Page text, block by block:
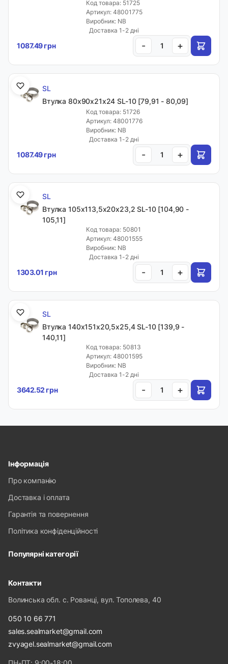
Код товара: 51725
Артикул: 48001775
Виробник: NB
Доставка 1-2 дні
1087.49 грн - +
SL
Втулка 80х90х21х24 SL-10 [79,91 - 80,09]
Код товара: 51726
Артикул: 48001776
Виробник: NB
Доставка 1-2 дні
1087.49 грн - +
SL
Втулка 105х113,5х20х23,2 SL-10 [104,90 -
105,11]
Код товара: 50801
Артикул: 48001555
Виробник: NB
Доставка 1-2 дні
1303.01 грн - +
SL
Втулка 140х151х20,5х25,4 SL-10 [139,9 -
140,11]
Код товара: 50813
Артикул: 48001595
Виробник: NB
Доставка 1-2 дні
3642.52 грн - +
Інформація
Про компанію
Доставка і оплата
Гарантія та повернення
Політика конфіденційності
Популярні категорії
Контакти
Волинська обл. с. Рованці, вул. Тополева, 40
050 10 66 771
sales.sealmarket@gmail.com
zvyagel.sealmarket@gmail.com